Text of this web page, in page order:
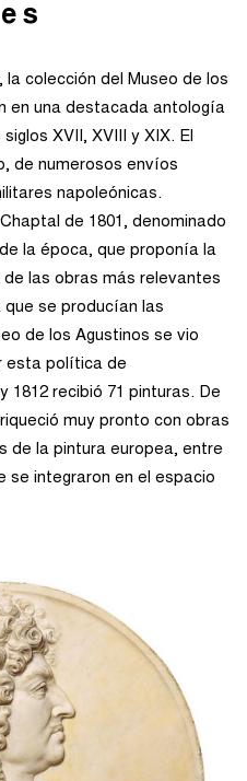
colección del Museo de los
en una destacada antología
XVII, XVIII y XIX. El
de numerosos envíos
napoleónicas.
de 1801, denominado
la época, que proponía la
las obras más relevantes
se producían las
de los Agustinos se vio
esta política de
1812 recibió 71 pinturas. De
muy pronto con obras
de la pintura europea, entre
se integraron en el espacio